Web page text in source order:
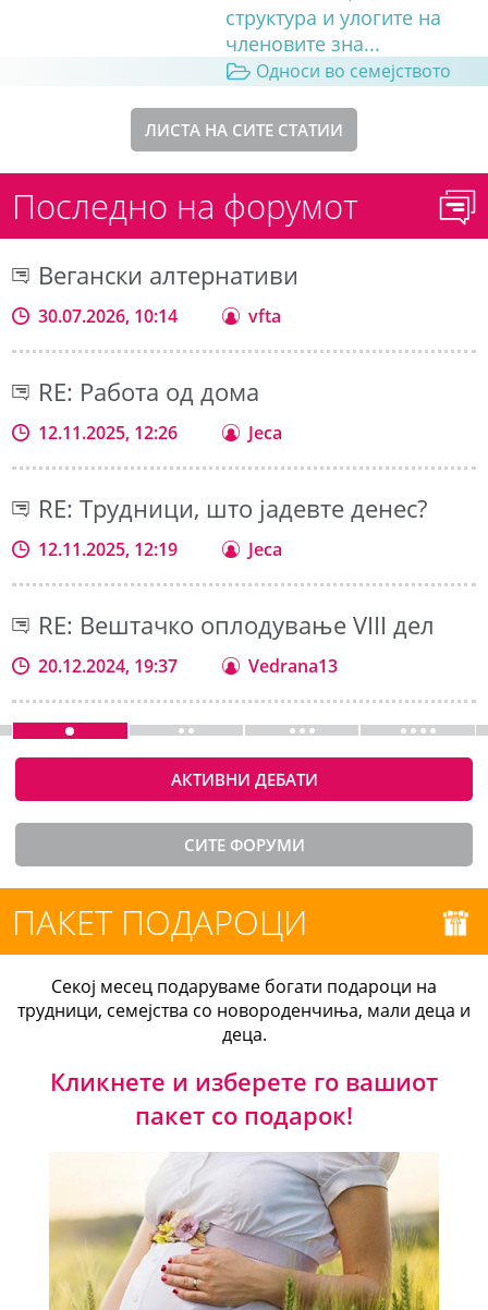
структура и улогите на
членовите зна...
Односи во семејството
ЛИСТА НА СИТЕ СТАТИИ
Последно на форумот
Вегански алтернативи
30.07.2026, 10:14 vfta
RE: Работа од дома
12.11.2025, 12:26 Jeca
RE: Трудници, што јадевте денес?
12.11.2025, 12:19 Jeca
RE: Вештачко оплодување VIII дел
20.12.2024, 19:37 Vedrana13
АКТИВНИ ДЕБАТИ
СИТЕ ФОРУМИ
ПАКЕТ ПОДАРОЦИ
Секој месец подаруваме богати подароци на
трудници, семејства со новороденчиња, мали деца и
деца.
Кликнете и изберете го вашиот
пакет со подарок!